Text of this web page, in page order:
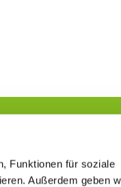
Funktionen für soziale
Außerdem geben